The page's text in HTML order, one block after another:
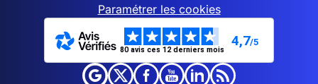
Paramétrer les cookies
80 avis ces 12 derniers mois
4,7/5